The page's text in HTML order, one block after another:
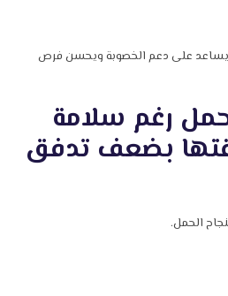
يساعد على دعم الخصوبة ويحسن فرص
رغم سلامة
بضعف تدفق
الحمل.